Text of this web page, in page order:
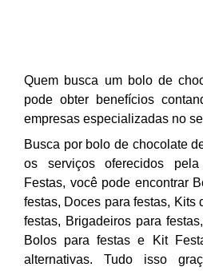
Quem busca um bolo de
pode obter benefícios
empresas especializadas no
Busca por bolo de chocolate
os serviços oferecidos
Festas, você pode encontrar
festas, Doces para festas, Kits
festas, Brigadeiros para
Bolos para festas e Kit
alternativas. Tudo isso